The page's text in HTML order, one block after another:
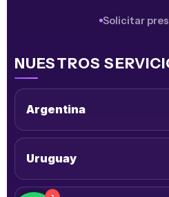
Solicitar
NUESTROS
Argentina
Uruguay